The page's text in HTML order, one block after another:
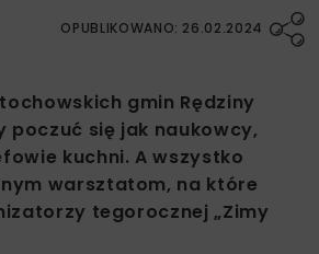
OPUBLIKOWANO: 26.02.2024
gmin Rędziny
poczuć się jak naukowcy,
kuchni. A wszystko
warsztatom, na które
tegorocznej „Zimy